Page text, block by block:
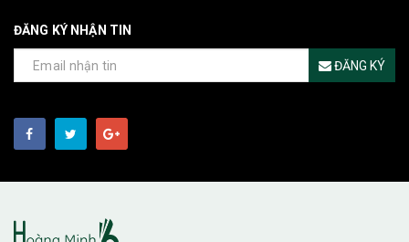
ĐĂNG KÝ NHẬN TIN
ĐĂNG KÝ